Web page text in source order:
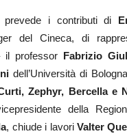
prevede i contributi di
del Cineca, di
il professor Fabrizio
dell’Università di
Zephyr, Bercella e
della
, chiude i lavori Valter